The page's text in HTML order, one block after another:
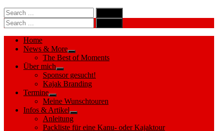
Search
for:
Search
Search
for:
Search
Home
News & More
Show
sub
The Best of Moments
Über mich
Show
sub
menu
Sponsor gesucht!
Kajak Branding
Termine
Show
sub
menu
Meine Wunschtouren
Infos & Artikel
Show
sub
Anleitung
Packliste für eine Kanu- oder Kajaktour